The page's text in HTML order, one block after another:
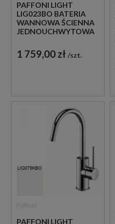
PAFFONI LIGHT
LIG023BO BATERIA
WANNOWA ŚCIENNA
JEDNOUCHWYTOWA
1 759,00 zł szt.
PAFFONI LIGHT